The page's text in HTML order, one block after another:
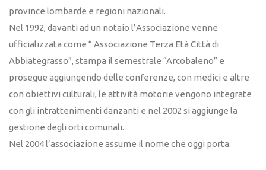
province lombarde e regioni nazionali.
Nel 1992, davanti ad un notaio l’Associazione venne
ufficializzata come “ Associazione Terza Età Città di
Abbiategrasso”, stampa il semestrale “Arcobaleno” e
prosegue aggiungendo delle conferenze, con medici e altre
con obiettivi culturali, le attività motorie vengono integrate
con gli intrattenimenti danzanti e nel 2002 si aggiunge la
gestione degli orti comunali.
Nel 2004 l’associazione assume il nome che oggi porta.